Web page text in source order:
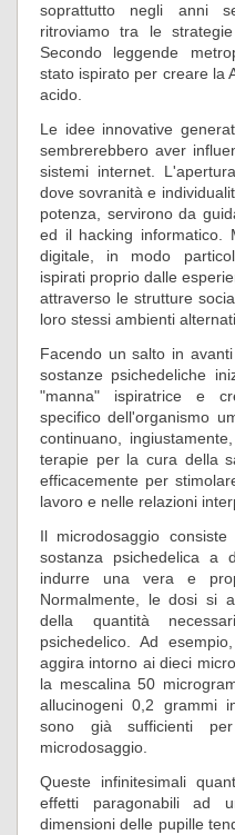
soprattutto negli anni
ritroviamo tra le
Secondo leggende
stato ispirato per creare la
acido.
Le idee innovative
sembrerebbero aver
sistemi internet.
dove sovranità e
potenza, servirono da
ed il hacking informatico.
digitale, in modo
ispirati proprio dalle
attraverso le strutture
loro stessi ambienti
Facendo un salto in
sostanze psichedeliche
"manna" ispiratrice e
specifico dell'organismo
continuano,
terapie per la cura della
efficacemente per
lavoro e nelle relazioni
Il microdosaggio
sostanza psichedelica a
indurre una vera e
Normalmente, le dosi si
della quantità
psichedelico. Ad
aggira intorno ai dieci
la mescalina 50
allucinogeni 0,2 grammi
sono già sufficienti
microdosaggio.
Queste infinitesimali
effetti paragonabili ad
dimensioni delle pupille